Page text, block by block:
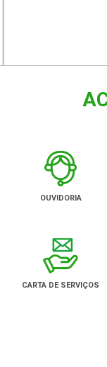
OUVIDORIA
CARTA DE SERVIÇOS